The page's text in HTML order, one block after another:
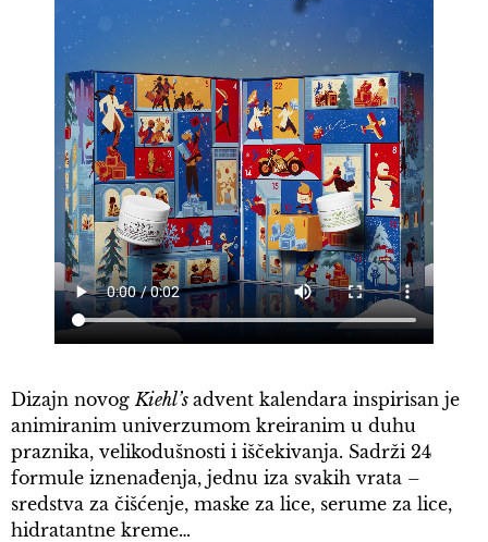
Dizajn novog Kiehl’s advent kalendara inspirisan je
animiranim univerzumom kreiranim u duhu
praznika, velikodušnosti i iščekivanja. Sadrži 24
formule iznenađenja, jednu iza svakih vrata –
sredstva za čišćenje, maske za lice, serume za lice,
hidratantne kreme…